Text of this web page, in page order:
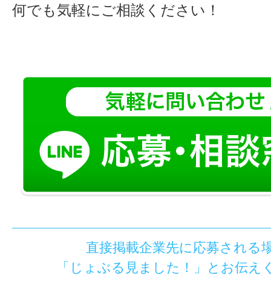
何でも気軽にご相談ください！
直接掲載企業先に応募される
「じょぶる見ました！」とお伝え